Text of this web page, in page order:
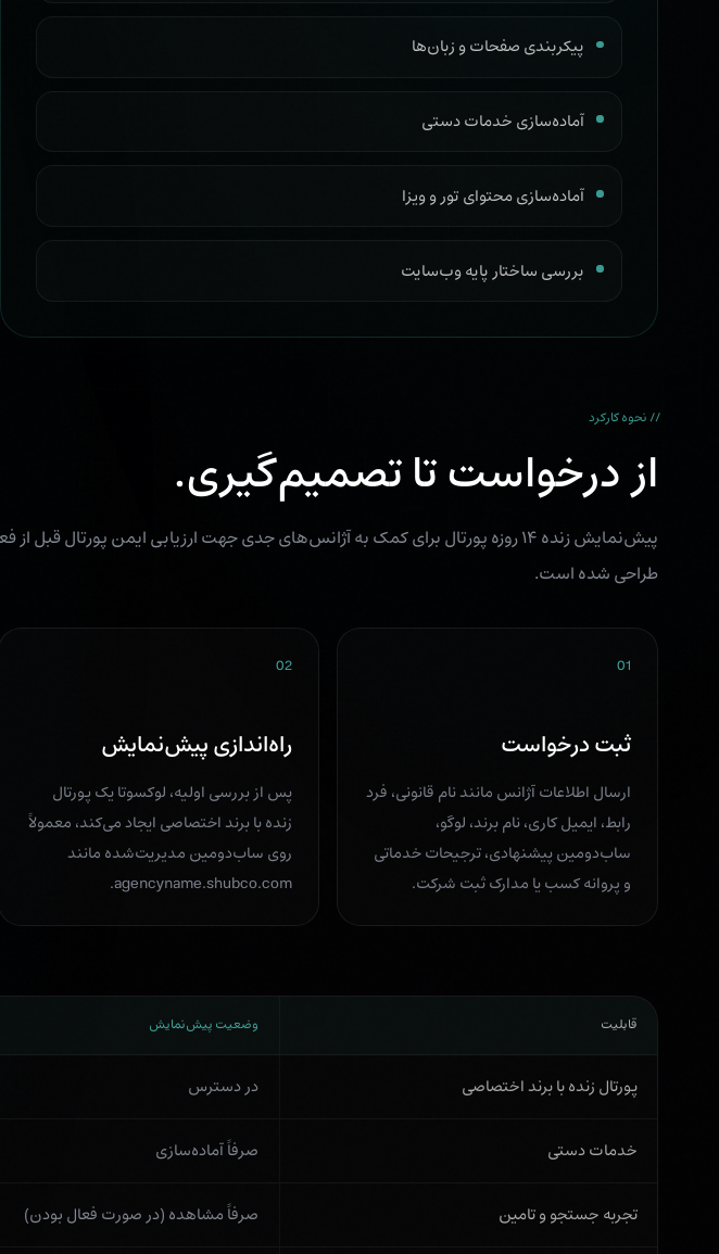
پیکربندی صفحات و زبان‌ها
آماده‌سازی خدمات دستی
آماده‌سازی محتوای تور و ویزا
بررسی ساختار پایه وب‌سایت
// نحوه کارکرد
از درخواست تا تصمیم‌گیری.
پیش‌نمایش زنده ۱۴ روزه پورتال برای کمک به آژانس‌های جدی جهت ارزیابی ایمن پورتال قبل
طراحی شده است.
01
ثبت درخواست
ارسال اطلاعات آژانس مانند نام قانونی، فرد
رابط، ایمیل کاری، نام برند، لوگو،
ساب‌دومین پیشنهادی، ترجیحات خدماتی
و پروانه کسب یا مدارک ثبت شرکت.
02
راه‌اندازی پیش‌نمایش
پس از بررسی اولیه، لوکسوتا یک پورتال
زنده با برند اختصاصی ایجاد می‌کند، معمولاً
روی ساب‌دومین مدیریت‌شده مانند
agencyname.shubco.com.
قابلیت وضعیت پیش‌نمایش
پورتال زنده با برند اختصاصی در دسترس
خدمات دستی صرفاً آماده‌سازی
تجربه جستجو و تامین صرفاً مشاهده (در صورت فعال بودن)